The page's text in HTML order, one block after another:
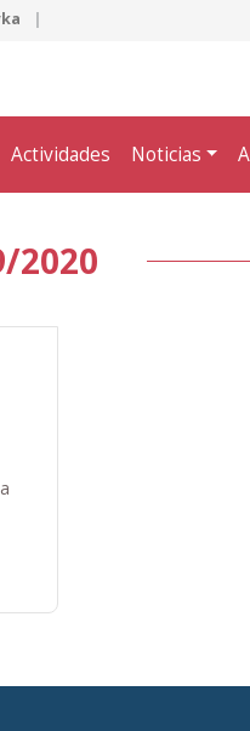
Actividades Noticias
2020